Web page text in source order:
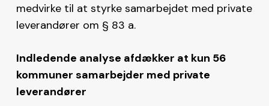
medvirke til at styrke samarbejdet med private
leverandører om § 83 a.
Indledende analyse afdækker at kun 56
kommuner samarbejder med private
leverandører